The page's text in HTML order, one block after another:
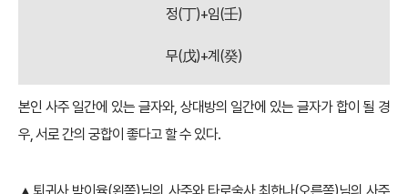
정(丁)+임(壬)
무(戊)+계(癸)
본인 사주 일간에 있는 글자와, 상대방의 일간에 있는 글자가 합이 될 경
우, 서로 간의 궁합이 좋다고 할 수 있다.